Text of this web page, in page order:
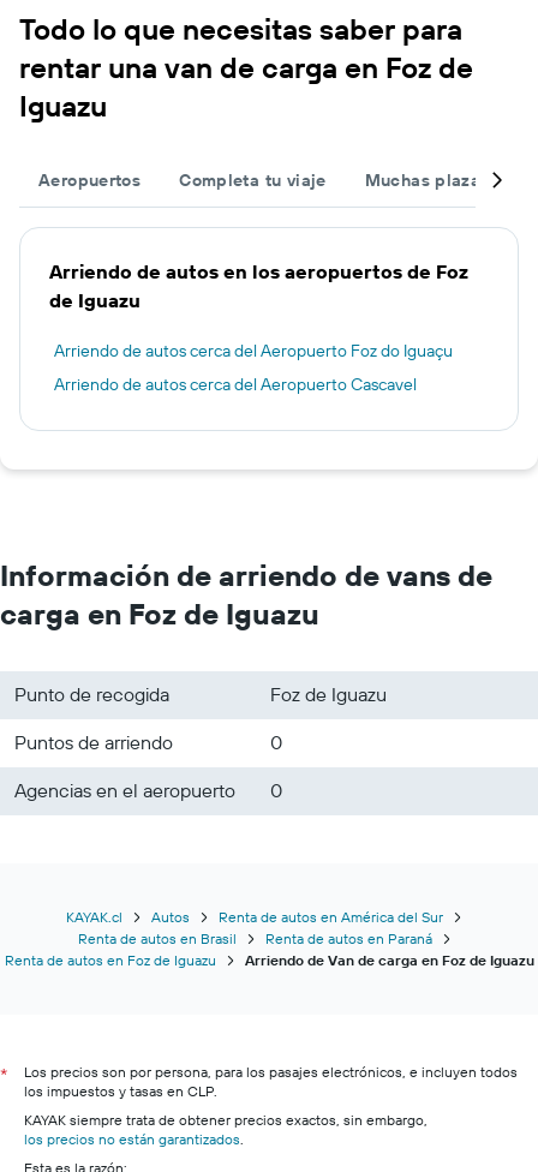
Todo lo que necesitas saber para
rentar una van de carga en Foz de
Iguazu
Aeropuertos Completa tu viaje Muchas plazas
Arriendo de autos en los aeropuertos de Foz
de Iguazu
Arriendo de autos cerca del Aeropuerto Foz do Iguaçu
Arriendo de autos cerca del Aeropuerto Cascavel
Información de arriendo de vans de
carga en Foz de Iguazu
Punto de recogida
Foz de Iguazu
Puntos de arriendo
0
Agencias en el aeropuerto
0
KAYAK.cl Autos
Renta de autos en América del Sur
Renta de autos en Brasil
Renta de autos en Paraná
Renta de autos en Foz de Iguazu
Arriendo de Van de carga en Foz de Iguazu
*
Los precios son por persona, para los pasajes electrónicos, e incluyen todos
los impuestos y tasas en CLP.
KAYAK siempre trata de obtener precios exactos, sin embargo,
los precios no están garantizados.
Esta es la razón: